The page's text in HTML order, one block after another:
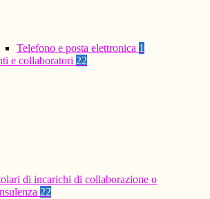
Telefono e posta elettronica 1
e collaboratori 22
di incarichi di collaborazione o
22